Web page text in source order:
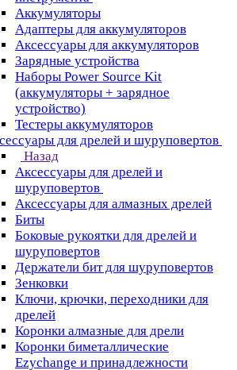
Aккумуляторы
Адаптеры для аккумуляторов
Аксессуары для аккумуляторов
Зарядные устройства
Наборы Power Source Kit
(аккумуляторы + зарядное
устройство)
Тестеры аккумуляторов
для дрелей и шуруповертов
Назад
Аксессуары для дрелей и
шуруповертов
Аксессуары для алмазных дрелей
Биты
Боковые рукоятки для дрелей и
шуруповертов
Держатели бит для шуруповертов
Зенковки
Ключи, крючки, переходники для
дрелей
Коронки алмазные для дрели
Коронки биметаллические
Ezychange и принадлежности